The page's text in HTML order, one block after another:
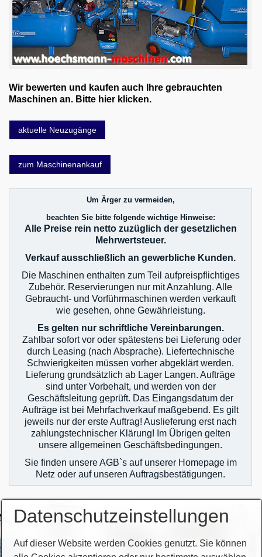
Wir bewerten und kaufen auch Ihre gebrauchten
Maschinen an. Bitte hier klicken.
aktuelle Neuzugänge
zum Maschinenankauf
Um Ärger zu vermeiden,
beachten Sie bitte folgende wichtige Hinweise:
Alle Preise rein netto zuzüglich der gesetzlichen
Mehrwertsteuer.
Verkauf ausschließlich an gewerbliche Kunden.
Die Maschinen enthalten zum Teil aufpreispflichtiges
Zubehör. Reservierungen nur mit Anzahlung. Alle
Gebraucht- und Vorführmaschinen werden verkauft
wie gesehen, ohne Gewährleistung.
Es gelten nur schriftliche Vereinbarungen.
Zahlbar sofort vor oder spätestens bei Lieferung oder
durch Leasing (nach Absprache). Liefertechnische
Schwierigkeiten müssen vorher abgeklärt werden.
Lieferung grundsätzlich ab Lager Langen. Aufträge
sind unter Vorbehalt, und werden von der
Geschäftsleitung geprüft. Das Eingangsdatum der
Aufträge ist bei Mehrfachverkauf maßgebend. Es gilt
jeweils nur der erste Auftrag! Auslieferung erst nach
zahlungstechnischer Klärung! Im Übrigen gelten
unsere allgemeinen Geschäftsbedingungen.
Sie finden unsere AGB`s auf unserer Homepage im
Netz oder auf unseren Auftragsbestätigungen.
Datenschutzeinstellungen
Auf dieser Website werden Cookies genutzt. Sie können